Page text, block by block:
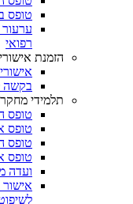
טופס
רפואי
הזמנת
בקשה
תלמידי מחקר
טופס
טופס
טופס
טופס
ועדה